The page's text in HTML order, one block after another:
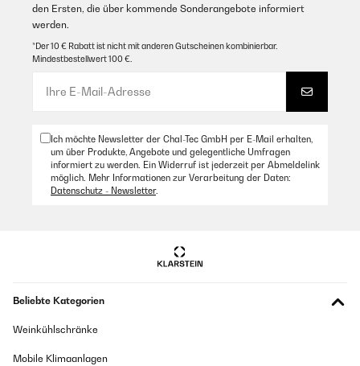
den Ersten, die über kommende Sonderangebote informiert
werden.
*Der 10 € Rabatt ist nicht mit anderen Gutscheinen kombinierbar.
Mindestbestellwert 100 €.
Ich möchte Newsletter der Chal-Tec GmbH per E-Mail erhalten,
um über Produkte, Angebote und gelegentliche Umfragen
informiert zu werden. Ein Widerruf ist jederzeit per Abmeldelink
möglich. Mehr Informationen zur Verarbeitung der Daten:
Datenschutz - Newsletter.
Beliebte Kategorien
Weinkühlschränke
Mobile Klimaanlagen